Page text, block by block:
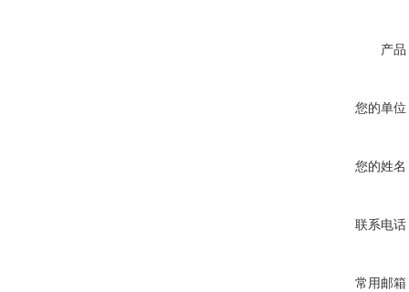
产品
您的单位
您的姓名
联系电话
常用邮箱